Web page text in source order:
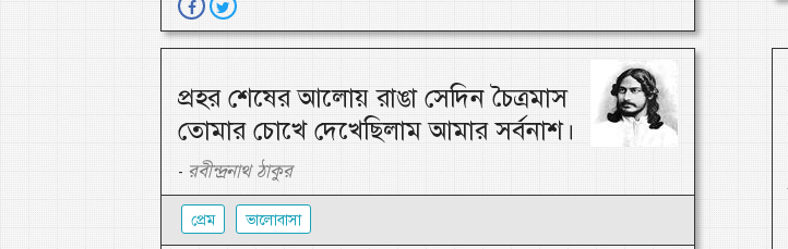
প্রহর শেষের আলোয় রাঙা সেদিন চৈত্রমাস
তোমার চোখে দেখেছিলাম আমার সর্বনাশ।
- রবীন্দ্রনাথ ঠাকুর
প্রেম ভালোবাসা